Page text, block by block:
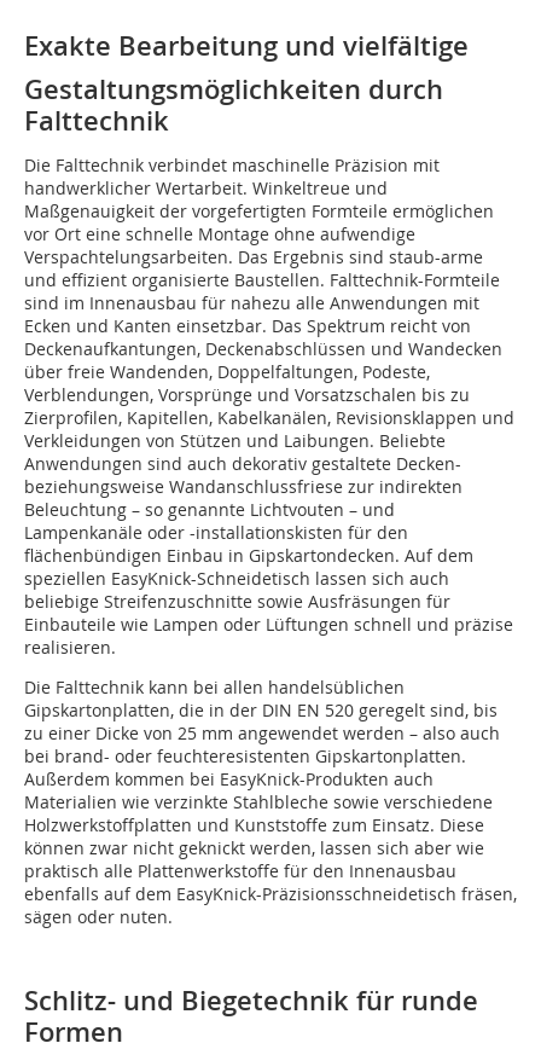
Exakte Bearbeitung und vielfältige
Gestaltungsmöglichkeiten durch
Falttechnik
Die Falttechnik verbindet maschinelle Präzision mit
handwerklicher Wertarbeit. Winkeltreue und
Maßgenauigkeit der vorgefertigten Formteile ermöglichen
vor Ort eine schnelle Montage ohne aufwendige
Verspachtelungsarbeiten. Das Ergebnis sind staub-arme
und effizient organisierte Baustellen. Falttechnik-Formteile
sind im Innenausbau für nahezu alle Anwendungen mit
Ecken und Kanten einsetzbar. Das Spektrum reicht von
Deckenaufkantungen, Deckenabschlüssen und Wandecken
über freie Wandenden, Doppelfaltungen, Podeste,
Verblendungen, Vorsprünge und Vorsatzschalen bis zu
Zierprofilen, Kapitellen, Kabelkanälen, Revisionsklappen und
Verkleidungen von Stützen und Laibungen. Beliebte
Anwendungen sind auch dekorativ gestaltete Decken-
beziehungsweise Wandanschlussfriese zur indirekten
Beleuchtung – so genannte Lichtvouten – und
Lampenkanäle oder -installationskisten für den
flächenbündigen Einbau in Gipskartondecken. Auf dem
speziellen EasyKnick-Schneidetisch lassen sich auch
beliebige Streifenzuschnitte sowie Ausfräsungen für
Einbauteile wie Lampen oder Lüftungen schnell und präzise
realisieren.
Die Falttechnik kann bei allen handelsüblichen
Gipskartonplatten, die in der DIN EN 520 geregelt sind, bis
zu einer Dicke von 25 mm angewendet werden – also auch
bei brand- oder feuchteresistenten Gipskartonplatten.
Außerdem kommen bei EasyKnick-Produkten auch
Materialien wie verzinkte Stahlbleche sowie verschiedene
Holzwerkstoffplatten und Kunststoffe zum Einsatz. Diese
können zwar nicht geknickt werden, lassen sich aber wie
praktisch alle Plattenwerkstoffe für den Innenausbau
ebenfalls auf dem EasyKnick-Präzisionsschneidetisch fräsen,
sägen oder nuten.
Schlitz- und Biegetechnik für runde
Formen